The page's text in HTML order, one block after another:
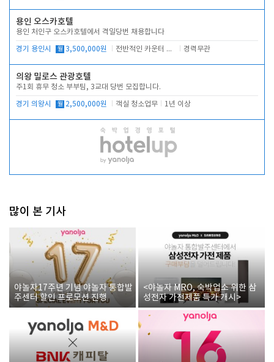
용인 오스카호텔
용인 처인구 오스카호텔에서 격일당번 채용합니다
경기 용인시 월 3,500,000원 전반적인 카운터 업무 경력무관
의왕 밀로스 관광호텔
주1회 휴무 청소 부부팀, 3교대 당번 모집합니다.
경기 의왕시 월 2,500,000원 객실 청소업무 1년 이상
많이 본 기사
야놀자17주년 기념 야놀자 통합발
주센터 할인 프로모션 진행
<야놀자 MRO, 숙박업소 위한 삼
성전자 가전제품 특가 개시>